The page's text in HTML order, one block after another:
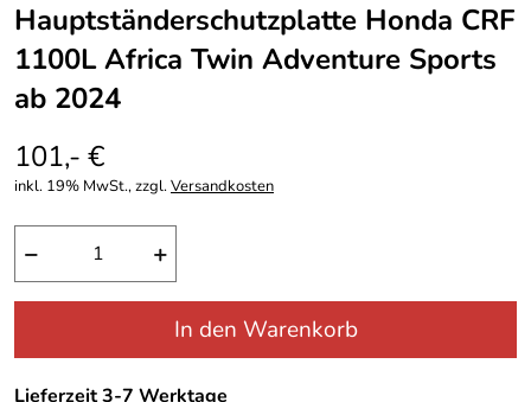
Hauptständerschutzplatte Honda CRF
1100L Africa Twin Adventure Sports
ab 2024
101,- €
inkl. 19% MwSt., zzgl.Versandkosten
− +
In den Warenkorb
Lieferzeit 3-7 Werktage